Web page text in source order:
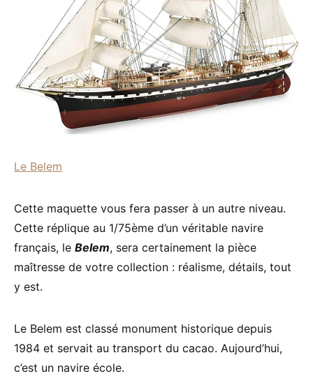
Le Belem
Cette maquette vous fera passer à un autre niveau.
Cette réplique au 1/75ème d’un véritable navire
français, le Belem, sera certainement la pièce
maîtresse de votre collection : réalisme, détails, tout
y est.
Le Belem est classé monument historique depuis
1984 et servait au transport du cacao. Aujourd’hui,
c’est un navire école.